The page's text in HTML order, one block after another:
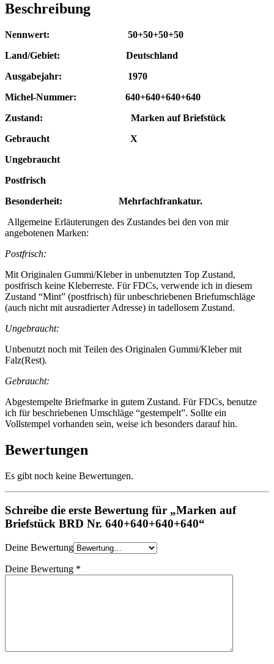
Beschreibung
Nennwert: 50+50+50+50
Land/Gebiet: Deutschland
Ausgabejahr: 1970
Michel-Nummer: 640+640+640+640
Zustand: Marken auf Briefstück
Gebraucht X
Ungebraucht
Postfrisch
Besonderheit: Mehrfachfrankatur.
Allgemeine Erläuterungen des Zustandes bei den von mir
angebotenen Marken:
Postfrisch:
Mit Originalen Gummi/Kleber in unbenutzten Top Zustand,
postfrisch keine Kleberreste. Für FDCs, verwende ich in diesem
Zustand “Mint” (postfrisch) für unbeschriebenen Briefumschläge
(auch nicht mit ausradierter Adresse) in tadellosem Zustand.
Ungebraucht:
Unbenutzt noch mit Teilen des Originalen Gummi/Kleber mit
Falz(Rest).
Gebraucht:
Abgestempelte Briefmarke in gutem Zustand. Für FDCs, benutze
ich für beschriebenen Umschläge “gestempelt”. Sollte ein
Vollstempel vorhanden sein, weise ich besonders darauf hin.
Bewertungen
Es gibt noch keine Bewertungen.
Schreibe die erste Bewertung für „Marken auf
Briefstück BRD Nr. 640+640+640+640“
Deine Bewertung
Deine Bewertung *